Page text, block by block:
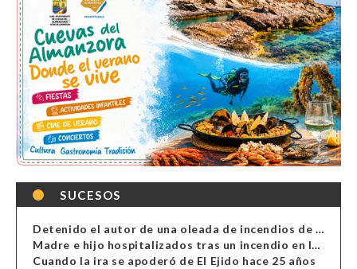
SUCESOS
Detenido el autor de una oleada de incendios de contenedores en Almería
Madre e hijo hospitalizados tras un incendio en la cocina de una vivienda en Almería
Cuando la ira se apoderó de El Ejido hace 25 años